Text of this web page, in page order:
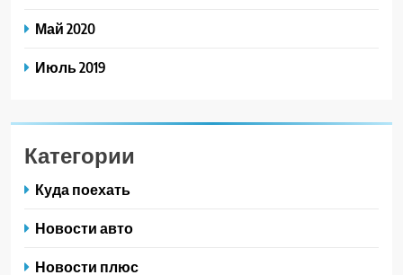
Май 2020
Июль 2019
Категории
Куда поехать
Новости авто
Новости плюс